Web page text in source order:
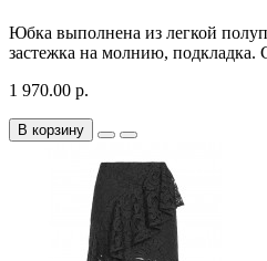
Юбка выполнена из легкой
застежка на молнию, подкладка.
1 970.00 р.
В корзину